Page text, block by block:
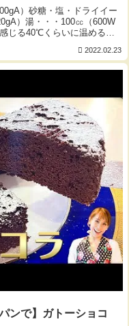
）砂糖・塩・ドライイー
）湯・・・100㏄（600W
じる40℃くらいに温める）
2022.02.23
ンで】ガトーショコ